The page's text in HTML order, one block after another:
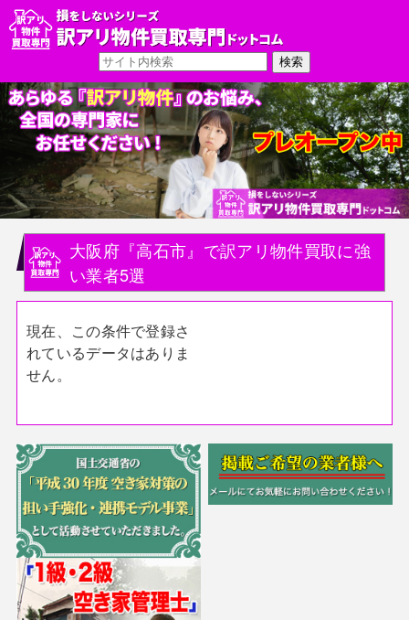
大阪府『高石市』で訳アリ物件買取に強
い業者5選
現在、この条件で登録さ
れているデータはありま
せん。